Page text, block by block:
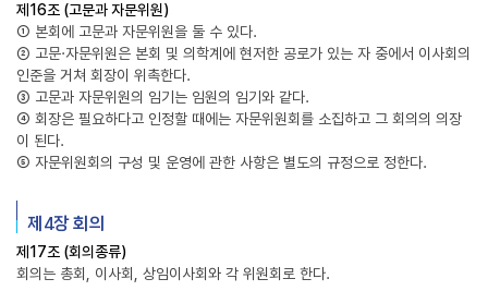
제16조 (고문과 자문위원)
① 본회에 고문과 자문위원을 둘 수 있다.
② 고문·자문위원은 본회 및 의학계에 현저한 공로가 있는 자 중에서 이사회의
인준을 거쳐 회장이 위촉한다.
③ 고문과 자문위원의 임기는 임원의 임기와 같다.
④ 회장은 필요하다고 인정할 때에는 자문위원회를 소집하고 그 회의의 의장
이 된다.
⑤ 자문위원회의 구성 및 운영에 관한 사항은 별도의 규정으로 정한다.
제4장 회의
제17조 (회의종류)
회의는 총회, 이사회, 상임이사회와 각 위원회로 한다.